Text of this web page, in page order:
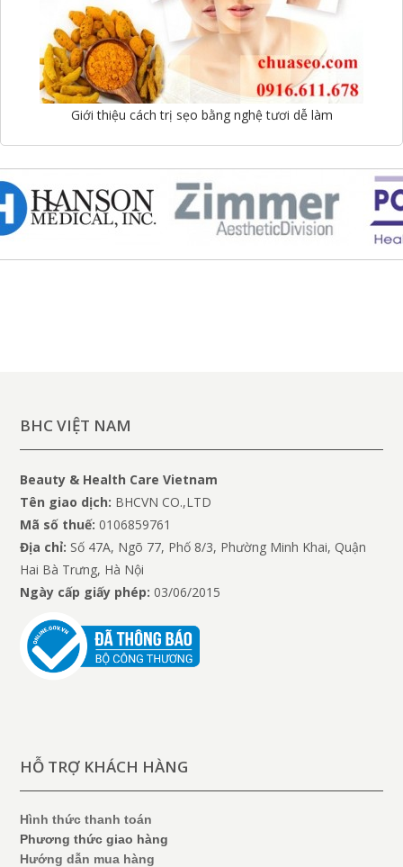
Giới thiệu cách trị sẹo bằng nghệ tươi dễ làm
BHC VIỆT NAM
Beauty & Health Care Vietnam
Tên giao dịch: BHCVN CO.,LTD
Mã số thuế:0106859761
Địa chỉ: Số 47A, Ngõ 77, Phố 8/3, Phường Minh Khai, Quận
Hai Bà Trưng, Hà Nội
Ngày cấp giấy phép: 03/06/2015
HỖ TRỢ KHÁCH HÀNG
Hình thức thanh toán
Phương thức giao hàng
Hướng dẫn mua hàng